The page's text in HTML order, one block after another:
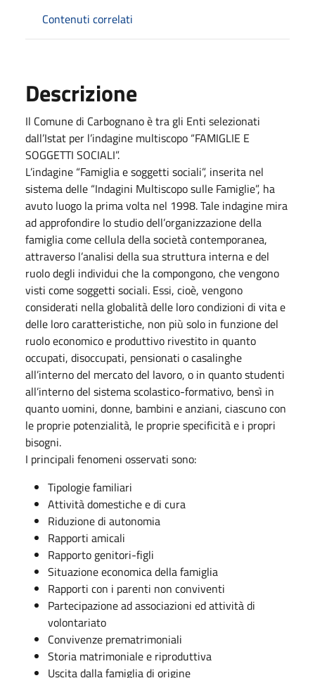
Contenuti correlati
Descrizione
Il Comune di Carbognano è tra gli Enti selezionati
dall’Istat per l’indagine multiscopo “FAMIGLIE E
SOGGETTI SOCIALI”.
L’indagine “Famiglia e soggetti sociali”, inserita nel
sistema delle “Indagini Multiscopo sulle Famiglie”, ha
avuto luogo la prima volta nel 1998. Tale indagine mira
ad approfondire lo studio dell’organizzazione della
famiglia come cellula della società contemporanea,
attraverso l’analisi della sua struttura interna e del
ruolo degli individui che la compongono, che vengono
visti come soggetti sociali. Essi, cioè, vengono
considerati nella globalità delle loro condizioni di vita e
delle loro caratteristiche, non più solo in funzione del
ruolo economico e produttivo rivestito in quanto
occupati, disoccupati, pensionati o casalinghe
all’interno del mercato del lavoro, o in quanto studenti
all’interno del sistema scolastico-formativo, bensì in
quanto uomini, donne, bambini e anziani, ciascuno con
le proprie potenzialità, le proprie specificità e i propri
bisogni.
I principali fenomeni osservati sono:
Tipologie familiari
Attività domestiche e di cura
Riduzione di autonomia
Rapporti amicali
Rapporto genitori-figli
Situazione economica della famiglia
Rapporti con i parenti non conviventi
Partecipazione ad associazioni ed attività di
volontariato
Convivenze prematrimoniali
Storia matrimoniale e riproduttiva
Uscita dalla famiglia di origine